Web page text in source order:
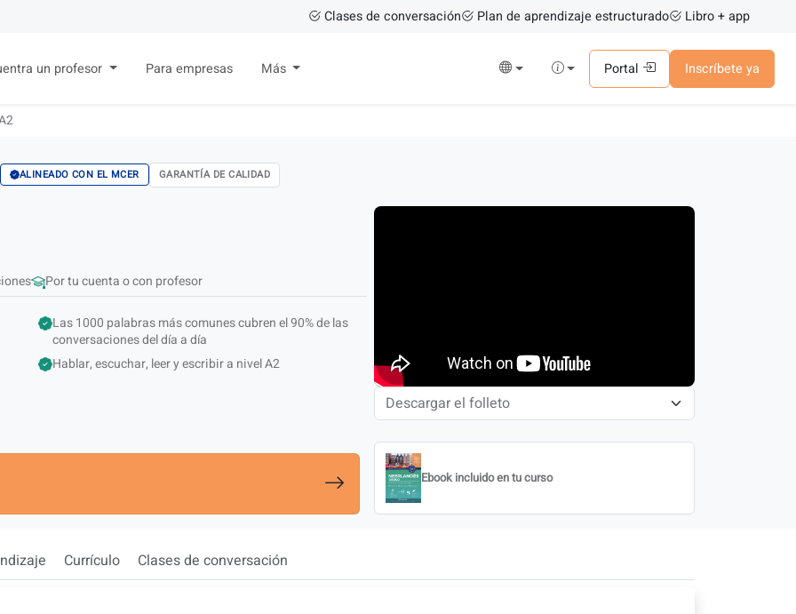
Clases de conversación Plan de aprendizaje estructurado Libro + app
Portal Inscríbete ya
un profesor Para empresas Más
ALINEADO CON EL MCER GARANTÍA DE CALIDAD
Por tu cuenta o con profesor
Las 1000 palabras más comunes cubren el 90% de las
conversaciones del día a día
Hablar, escuchar, leer y escribir a nivel A2
Ebook incluido en tu curso
Currículo Clases de conversación